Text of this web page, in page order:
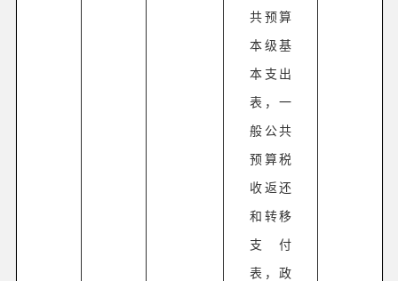
共预算
本级基
本支出
表，一
般公共
预算税
收返还
和转移
支付
表，政